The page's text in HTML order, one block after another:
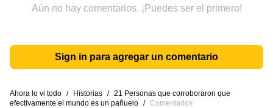
Aún no hay comentarios. ¡Puedes ser el primero!
Sign in para agregar un comentario
Ahora lo vi todo / Historias / 21 Personas que corroboraron que
efectivamente el mundo es un pañuelo / Comentarios